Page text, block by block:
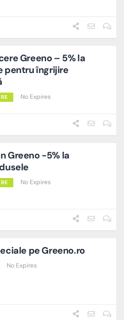
Greeno – 5% la
pentru îngrijire
No Expires
Greeno -5% la
No Expires
pe Greeno.ro
No Expires